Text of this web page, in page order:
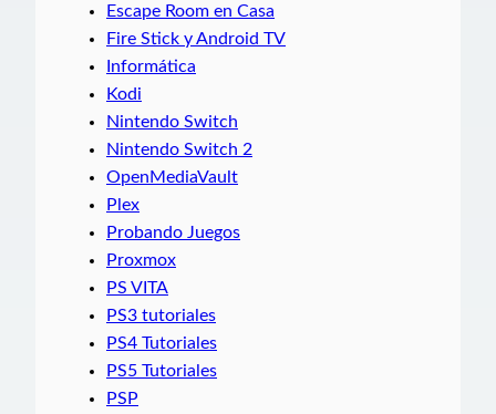
Escape Room en Casa
Fire Stick y Android TV
Informática
Kodi
Nintendo Switch
Nintendo Switch 2
OpenMediaVault
Plex
Probando Juegos
Proxmox
PS VITA
PS3 tutoriales
PS4 Tutoriales
PS5 Tutoriales
PSP